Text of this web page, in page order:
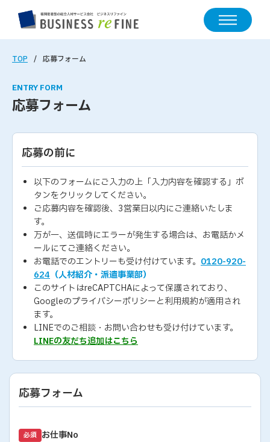
TOP 応募フォーム
ENTRY FORM
応募フォーム
応募の前に
以下のフォームにご入力の上「入力内容を確認する」ボ
タンをクリックしてください。
ご応募内容を確認後、3営業日以内にご連絡いたしま
す。
万が一、送信時にエラーが発生する場合は、お電話かメ
ールにてご連絡ください。
お電話でのエントリーも受け付けています。 0120-920-
624 （人材紹介・派遣事業部）
このサイトはreCAPTCHAによって保護されており、
Googleのプライバシーポリシーと利用規約が適用され
ます。
LINEでのご相談・お問い合わせも受け付けています。
LINEの友だち追加はこちら
応募フォーム
必須 お仕事No